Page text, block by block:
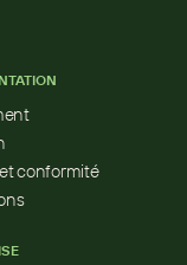
conformité